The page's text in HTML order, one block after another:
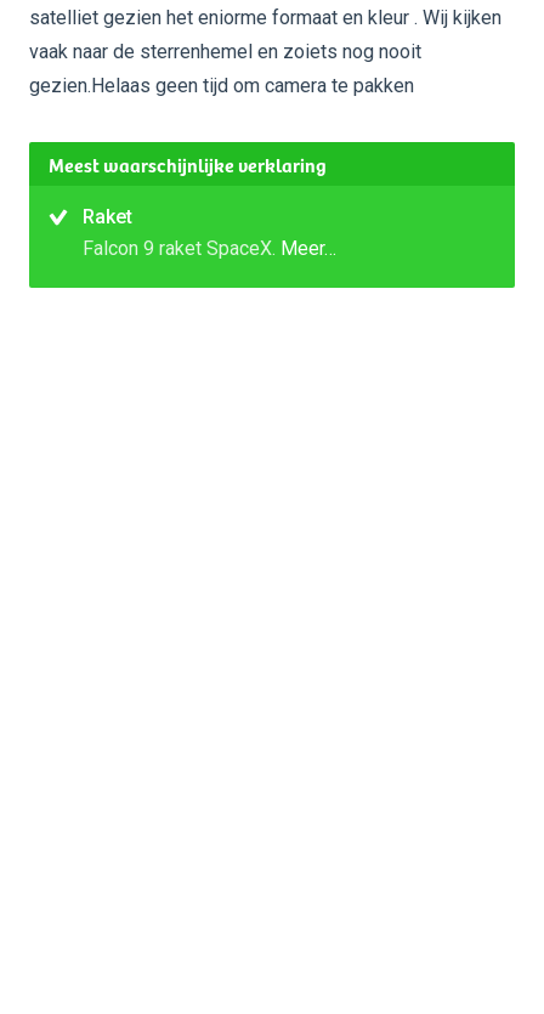
satelliet gezien het eniorme formaat en kleur . Wij kijken
vaak naar de sterrenhemel en zoiets nog nooit
gezien.Helaas geen tijd om camera te pakken
Meest waarschijnlijke verklaring
Raket
Falcon 9 raket SpaceX. Meer…